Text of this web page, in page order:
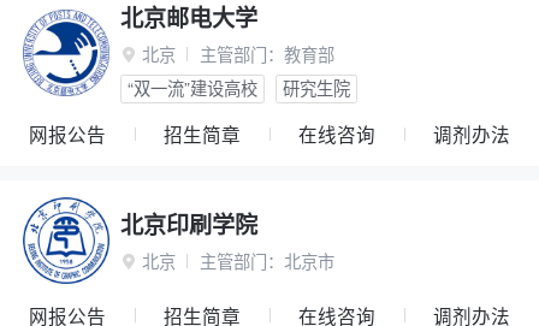
北京邮电大学
 北京 主管部门： 教育部
“双一流”建设高校
研究生院
网报公告 招生简章 在线咨询 调剂办法
北京印刷学院
 北京 主管部门： 北京市
网报公告 招生简章 在线咨询 调剂办法